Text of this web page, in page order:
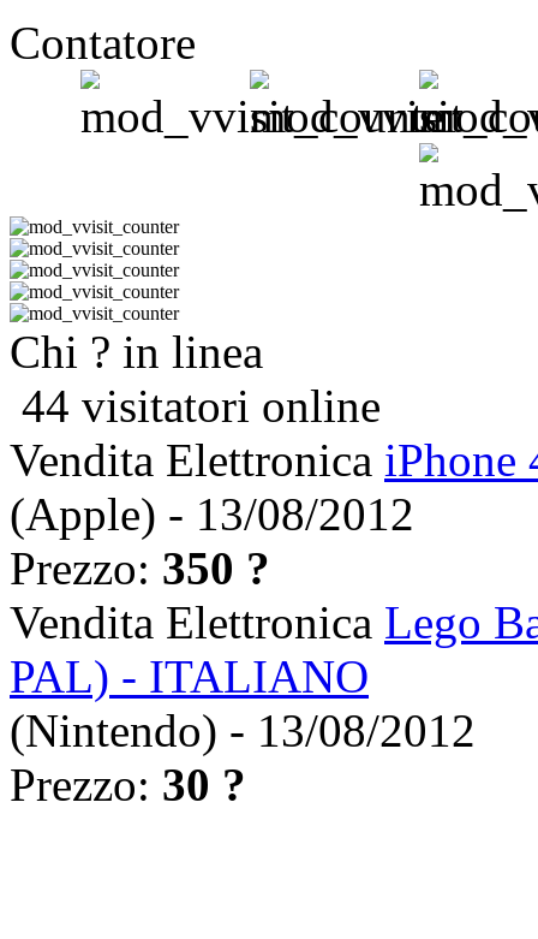
Contatore
Chi ? in linea
44 visitatori online
Vendita Elettronica iPhone
(Apple) - 13/08/2012
Prezzo: 350 ?
Vendita Elettronica Lego
PAL) - ITALIANO
(Nintendo) - 13/08/2012
Prezzo: 30 ?